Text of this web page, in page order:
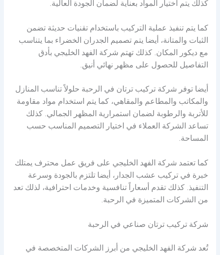
كذلك يتم اختيار المواد بعناية لضمان الجودة العالية.
كما يتم تنفيذ عملية التركيب باستخدام تقنيات حديثة تضمن
الثبات والمتانة، أيضا يتم تصميم الجدران الخضراء بما يتناسب
مع ديكور المكان. كذلك تهتم شركة الفهد الخليجي بأدق
التفاصيل للحصول على مظهر نهائي أنيق.
أيضا توفر شركة تركيب ترتان في الرحبة حلولاً تناسب المنازل
والمكاتب والمطاعم والمقاهي، كما يتم استخدام مواد مقاومة
للأتربة والرطوبة لضمان استمرارية المظهر الجمالي. كذلك
تساعد الشركة العملاء في اختيار التصميم المناسب حسب
المساحة.
كما تعتمد شركة الفهد الخليجي على فريق عمل محترف يمتلك
خبرة في تركيب عشب الجدار، أيضا تلتزم بالجودة وسرعة
التنفيذ. كذلك تقدم أسعاراً تنافسية وخدمات احترافية، لذلك تعد
من الشركات المتميزة في الرحبة.
شركة تركيب ترتان صناعي في الرحبة
تُعد شركة الفهد الخليجي من أبرز الشركات المتخصصة في